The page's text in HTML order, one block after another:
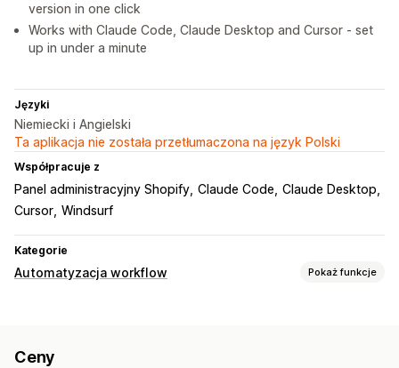
version in one click
Works with Claude Code, Claude Desktop and Cursor - set
up in under a minute
Języki
Niemiecki i Angielski
Ta aplikacja nie została przetłumaczona na język Polski
Współpracuje z
Panel administracyjny Shopify Claude Code Claude Desktop
Cursor Windsurf
Kategorie
Automatyzacja workflow Pokaż funkcje
Realizacja zamówień
Ceny